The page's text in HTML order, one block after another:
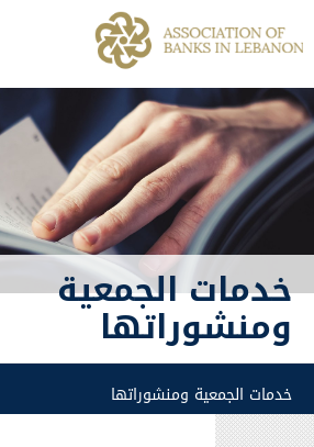
خدمات الجمعية
ومنشوراتها